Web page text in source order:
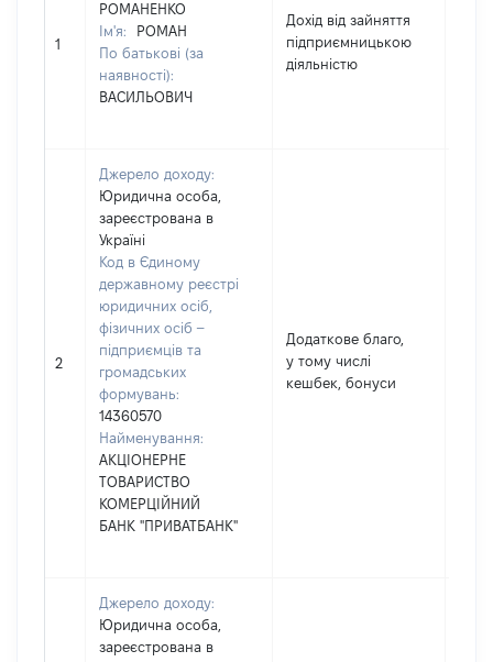
1
РОМАНЕНКО
Ім'я:
РОМАН
По батькові (за
наявності):
ВАСИЛЬОВИЧ
Дохід від зайняття
підприємницькою
діяльністю
2
Джерело доходу:
Юридична особа,
зареєстрована в
Україні
Код в Єдиному
державному реєстрі
юридичних осіб,
фізичних осіб –
підприємців та
громадських
формувань:
14360570
Найменування:
АКЦІОНЕРНЕ
ТОВАРИСТВО
КОМЕРЦІЙНИЙ
БАНК "ПРИВАТБАНК"
Додаткове благо,
у тому числі
кешбек, бонуси
Джерело доходу:
Юридична особа,
зареєстрована в